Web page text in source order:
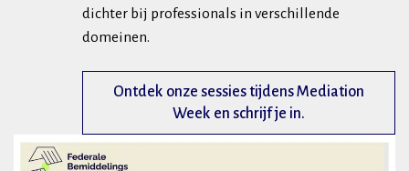
dichter bij professionals in verschillende
domeinen.
Ontdek onze sessies tijdens Mediation
Week en schrijf je in.